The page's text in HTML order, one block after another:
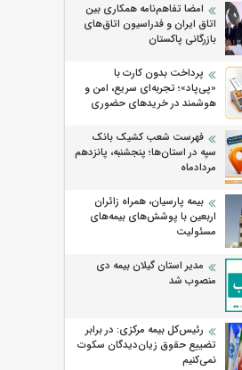
امضا تفاهم‌نامه همکاری بین
اتاق ایران و فدراسیون اتاق‌های
بازرگانی پاکستان
پرداخت بدون کارت با
«پی‌پاد»؛ تجربه‌ای سریع، امن و
هوشمند در خریدهای حضوری
فهرست شعب کشیک بانک
سپه در استان‌ها؛ پنجشنبه، پانزدهم
مردادماه
بیمه پارسیان، همراه زائران
اربعین با پوشش‌های بیمه‌های
مسئولیت
مدیر استان گیلان بیمه دی
منصوب شد
رئیس‌کل بیمه مرکزی: در برابر
تضییع حقوق زیان‌دیدگان سکوت
نمی‌کنیم